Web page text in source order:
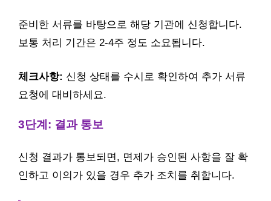
준비한 서류를 바탕으로 해당 기관에 신청합니다.
보통 처리 기간은 2-4주 정도 소요됩니다.
체크사항: 신청 상태를 수시로 확인하여 추가 서류
요청에 대비하세요.
3단계: 결과 통보
신청 결과가 통보되면, 면제가 승인된 사항을 잘 확
인하고 이의가 있을 경우 추가 조치를 취합니다.